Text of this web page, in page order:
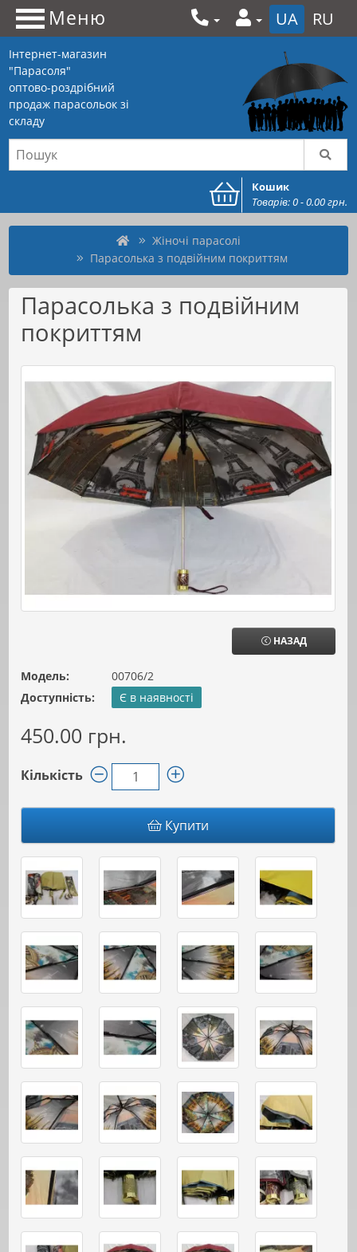
Меню UA RU
Інтернет-магазин
"Парасоля"
оптово-роздрібний
продаж парасольок зі
складу
Кошик
Товарів: 0 - 0.00 грн.
Жіночі парасолі
Парасолька з подвійним покриттям
Парасолька з подвійним
покриттям
НАЗАД
Модель:
00706/2
Доступність:
Є в наявності
450.00 грн.
Кількість
Купити